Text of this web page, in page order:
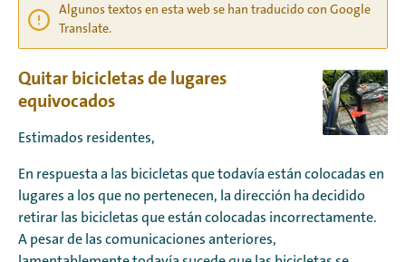
Algunos textos en esta web se han traducido con Google
Translate.
Quitar bicicletas de lugares
equivocados
Estimados residentes,
En respuesta a las bicicletas que todavía están colocadas en
lugares a los que no pertenecen, la dirección ha decidido
retirar las bicicletas que están colocadas incorrectamente.
A pesar de las comunicaciones anteriores,